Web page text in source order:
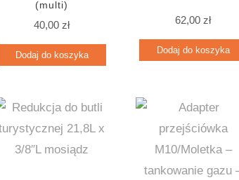
(multi)
40,00zł
Dodaj do koszyka
62,00zł
Dodaj do koszyka